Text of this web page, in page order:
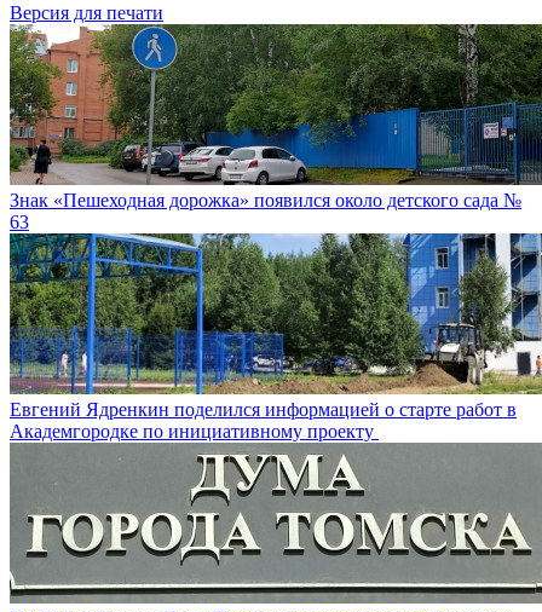
Версия для печати
Знак «Пешеходная дорожка» появился около детского сада №
63
Евгений Ядренкин поделился информацией о старте работ в
Академгородке по инициативному проекту